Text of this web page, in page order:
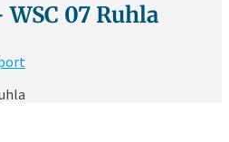
WSC 07 Ruhla